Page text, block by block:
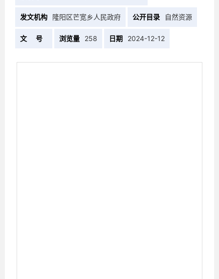
发文机构 隆阳区芒宽乡人民政府 公开目录 自然资源
文 号 浏览量 258 日期 2024-12-12